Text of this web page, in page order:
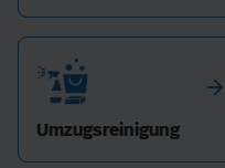
arrow_forward
Umzugsreinigung